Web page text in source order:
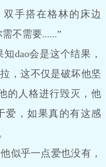
搭在格林的床边
不需要......”
会是这个结果，
，这不仅是破坏他坚
的人格进行毁灭，他
爱，如果真的有这感
乎一点爱也没有，